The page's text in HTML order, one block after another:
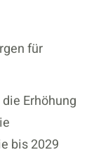
für
Erhöhung
bis 2029